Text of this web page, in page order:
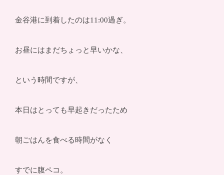
金谷港に到着したのは11:00過ぎ。
お昼にはまだちょっと早いかな、
という時間ですが、
本日はとっても早起きだったため
朝ごはんを食べる時間がなく
すでに腹ペコ。